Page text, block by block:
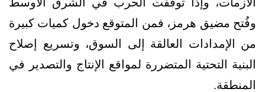
وفُتح مضيق هرمز، فمن المتوقع دخول كميات كبيرة
من الإمدادات العالقة إلى السوق، وتسريع إصلاح
البنية التحتية المتضررة لمواقع الإنتاج والتصدير في
المنطقة.